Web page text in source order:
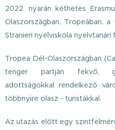
2022. nyarán kéthetes
Olaszországban, Tropeában,
Stranieri nyelviskola nyelvtanári
Tropea Dél-Olaszországban
tenger partján fekvő,
adottságokkal rendelkező
többnyire olasz - turistákkal.
Az utazás előtt egy